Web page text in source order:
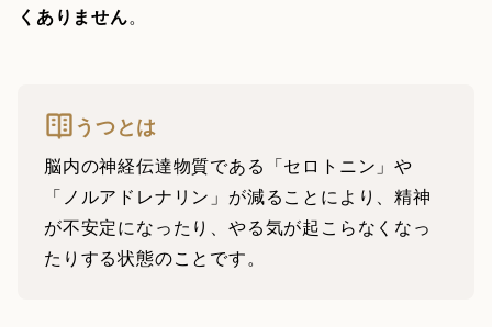
くありません。
うつとは
脳内の神経伝達物質である「セロトニン」や
「ノルアドレナリン」が減ることにより、精神
が不安定になったり、やる気が起こらなくなっ
たりする状態のことです。